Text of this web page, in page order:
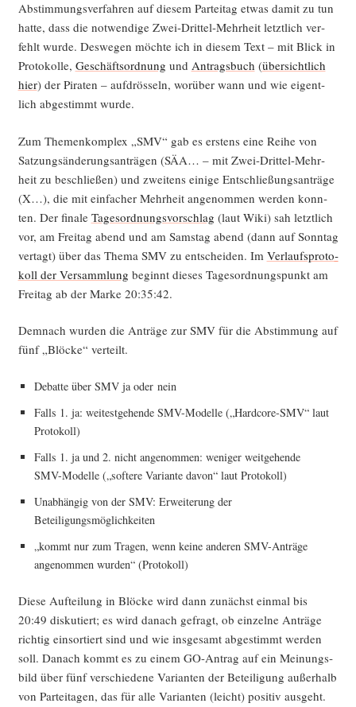
Abstim­mungs­ver­fah­ren auf die­sem Par­tei­tag etwas damit zu tun
hat­te, dass die not­wen­di­ge Zwei-Drit­tel-Mehr­heit letzt­lich ver­
fehlt wur­de. Des­we­gen möch­te ich in die­sem Text – mit Blick in
Pro­to­kol­le, Geschäfts­ord­nung und Antrags­buch (über­sicht­lich
hier) der Pira­ten – auf­drös­seln, wor­über wann und wie eigent­
lich abge­stimmt wurde.
Zum The­men­kom­plex „SMV“ gab es ers­tens eine Rei­he von
Sat­zungs­än­de­rungs­an­trä­gen (SÄA… – mit Zwei-Drit­tel-Mehr­
heit zu beschlie­ßen) und zwei­tens eini­ge Ent­schlie­ßungs­an­trä­ge
(X…), die mit ein­fa­cher Mehr­heit ange­nom­men wer­den konn­
ten. Der fina­le Tages­ord­nungs­vor­schlag (laut Wiki) sah letzt­lich
vor, am Frei­tag abend und am Sams­tag abend (dann auf Sonn­tag
ver­tagt) über das The­ma SMV zu ent­schei­den. Im Ver­laufs­pro­to­
koll der Ver­samm­lung beginnt die­ses Tages­ord­nungs­punkt am
Frei­tag ab der Mar­ke 20:35:42.
Dem­nach wur­den die Anträ­ge zur SMV für die Abstim­mung auf
fünf „Blö­cke“ verteilt.
Debat­te über SMV ja oder nein
Falls 1. ja: wei­test­ge­hen­de SMV-Model­le („Hard­core-SMV“ laut
Protokoll)
Falls 1. ja und 2. nicht ange­nom­men: weni­ger weit­ge­hen­de
SMV-Model­le („sof­te­re Vari­an­te davon“ laut Protokoll)
Unab­hän­gig von der SMV: Erwei­te­rung der
Beteiligungsmöglichkeiten
„kommt nur zum Tra­gen, wenn kei­ne ande­ren SMV-Anträ­ge
ange­nom­men wur­den“ (Pro­to­koll)
Die­se Auf­tei­lung in Blö­cke wird dann zunächst ein­mal bis
20:49 dis­ku­tiert; es wird danach gefragt, ob ein­zel­ne Anträ­ge
rich­tig ein­sor­tiert sind und wie ins­ge­samt abge­stimmt wer­den
soll. Danach kommt es zu einem GO-Antrag auf ein Mei­nungs­
bild über fünf ver­schie­de­ne Vari­an­ten der Betei­li­gung außer­halb
von Par­tei­ta­gen, das für alle Vari­an­ten (leicht) posi­tiv aus­geht.